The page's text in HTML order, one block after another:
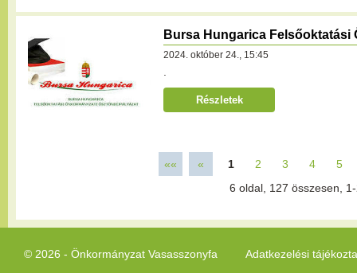
Bursa Hungarica Felsőoktatási
2024. október 24., 15:45
Részletek
«« « 1 2 3 4
5
6 oldal, 127 összesen,
© 2026 - Önkormányzat Vasasszonyfa Adatkezelési